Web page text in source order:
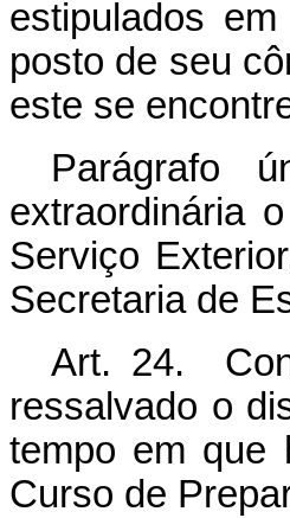
estipulados
posto de seu
este se
Parágrafo
extraordinária
Serviço
Secretaria de
Art. 24.
ressalvado o
tempo em que
Curso de